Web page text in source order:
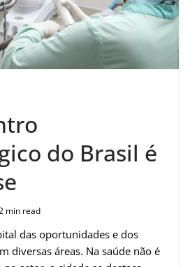
do Brasil é
min read
das oportunidades e dos
diversas áreas. Na saúde não é